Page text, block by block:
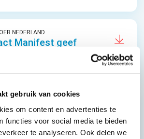
gebruik van cookies
om content en advertenties te
functies voor social media te bieden
te analyseren. Ook delen we
NEDERLAND
Manifest geef
Touringcar in
2023